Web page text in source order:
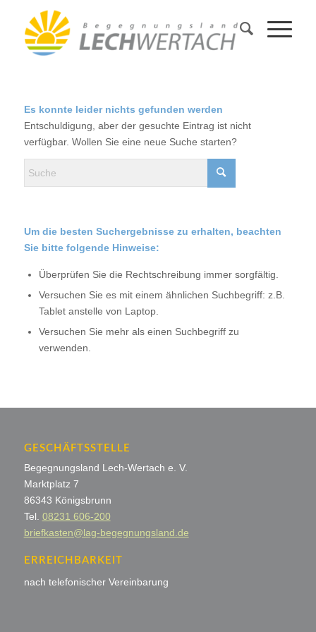
Es konnte leider nichts gefunden werden
Entschuldigung, aber der gesuchte Eintrag ist nicht
verfügbar. Wollen Sie eine neue Suche starten?
Um die besten Suchergebnisse zu erhalten, beachten
Sie bitte folgende Hinweise:
Überprüfen Sie die Rechtschreibung immer sorgfältig.
Versuchen Sie es mit einem ähnlichen Suchbegriff: z.B.
Tablet anstelle von Laptop.
Versuchen Sie mehr als einen Suchbegriff zu
verwenden.
GESCHÄFTSSTELLE
Begegnungsland Lech-Wertach e. V.
Marktplatz 7
86343 Königsbrunn
Tel. 08231 606-200
briefkasten@lag-begegnungsland.de
ERREICHBARKEIT
nach telefonischer Vereinbarung